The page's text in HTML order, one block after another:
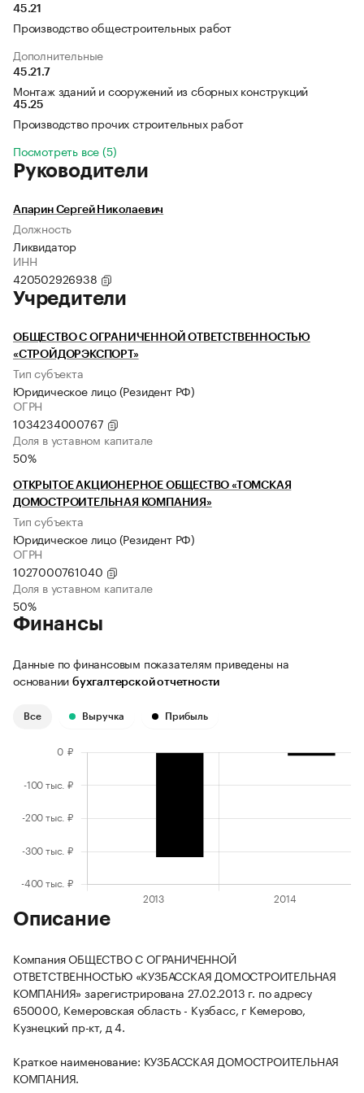
45.21
Производство общестроительных работ
Дополнительные
45.21.7
Монтаж зданий и сооружений из сборных конструкций
45.25
Производство прочих строительных работ
Посмотреть все (5)
Руководители
Апарин Сергей Николаевич
Должность
Ликвидатор
ИНН
420502926938
Учредители
ОБЩЕСТВО С ОГРАНИЧЕННОЙ ОТВЕТСТВЕННОСТЬЮ
«СТРОЙДОРЭКСПОРТ»
Тип субъекта
Юридическое лицо (Резидент РФ)
ОГРН
1034234000767
Доля в уставном капитале
50%
ОТКРЫТОЕ АКЦИОНЕРНОЕ ОБЩЕСТВО «ТОМСКАЯ
ДОМОСТРОИТЕЛЬНАЯ КОМПАНИЯ»
Тип субъекта
Юридическое лицо (Резидент РФ)
ОГРН
1027000761040
Доля в уставном капитале
50%
Финансы
Данные по финансовым показателям приведены на
основании бухгалтерской отчетности
Все Выручка Прибыль
Описание
Компания ОБЩЕСТВО С ОГРАНИЧЕННОЙ
ОТВЕТСТВЕННОСТЬЮ «КУЗБАССКАЯ ДОМОСТРОИТЕЛЬНАЯ
КОМПАНИЯ» зарегистрирована 27.02.2013 г. по адресу
650000, Кемеровская область - Кузбасс, г Кемерово,
Кузнецкий пр-кт, д 4.
Краткое наименование: КУЗБАССКАЯ ДОМОСТРОИТЕЛЬНАЯ
КОМПАНИЯ.